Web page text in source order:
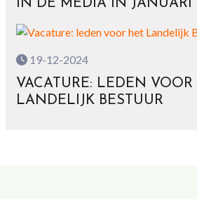
IN DE MEDIA IN JANUARI
19-12-2024
VACATURE: LEDEN VOOR
LANDELIJK BESTUUR